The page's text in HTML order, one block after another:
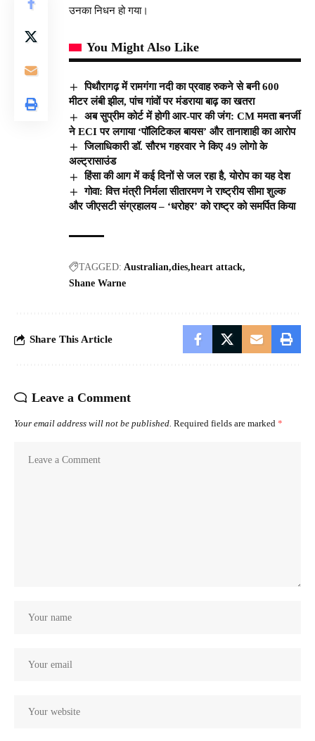
उनका निधन हो गया।
You Might Also Like
पिथौरागढ़ में रामगंगा नदी का प्रवाह रुकने से बनी 600
मीटर लंबी झील, पांच गांवों पर मंडराया बाढ़ का खतरा
अब सुप्रीम कोर्ट में होगी आर-पार की जंग: CM ममता बनर्जी
ने ECI पर लगाया ‘पॉलिटिकल बायस’ और तानाशाही का आरोप
जिलाधिकारी डॉ. सौरभ गहरवार ने किए 49 लोगो के
अल्ट्रासाउंड
हिंसा की आग में कई दिनों से जल रहा है, योरोप का यह देश
गोवा: वित्त मंत्री निर्मला सीतारमण ने राष्ट्रीय सीमा शुल्क
और जीएसटी संग्रहालय – ‘धरोहर’ को राष्ट्र को समर्पित किया
TAGGED: Australian dies heart attack
Shane Warne
Share This Article
Leave a Comment
Your email address will not be published. Required fields are marked *